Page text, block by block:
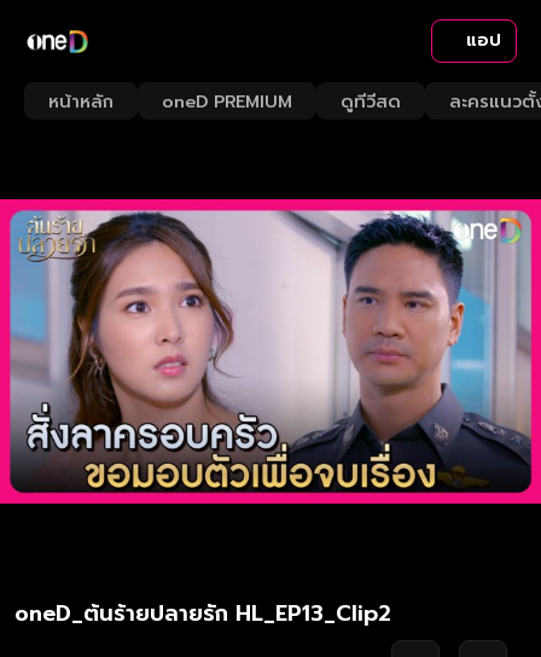
แอป
หน้าหลัก oneD PREMIUM ดูทีวีสด ละครแนวตั้
oneD_ต้นร้ายปลายรัก HL_EP13_Clip2